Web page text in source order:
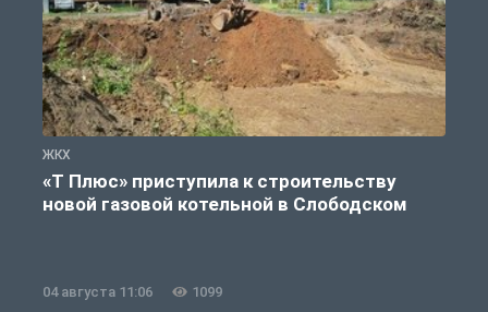
ЖКХ
«Т Плюс» приступила к строительству
новой газовой котельной в Слободском
04 августа 11:06 1099